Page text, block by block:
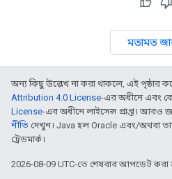
মতামত
অন্য কিছু উল্লেখ না করা থাকলে, এই পৃষ্ঠার
Attribution 4.0 License-এর অধীনে এবং
License-এর অধীনে লাইসেন্স প্রাপ্ত। আরও
নীতি দেখুন। Java হল Oracle এবং/অথবা তার
ট্রেডমার্ক।
2026-08-09 UTC-তে শেষবার আপডেট করা